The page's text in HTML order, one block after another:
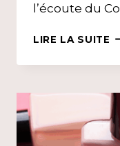
l’écoute du
LIRE LA SUITE